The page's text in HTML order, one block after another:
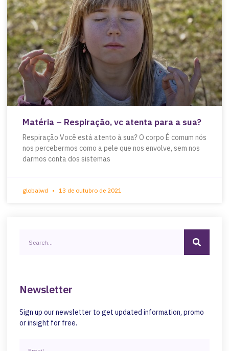
Matéria – Respiração, vc atenta para a sua?
Respiração Você está atento à sua? O corpo É comum nós
nos percebermos como a pele que nos envolve, sem nos
darmos conta dos sistemas
globalwd 13 de outubro de 2021
Newsletter
Sign up our newsletter to get updated information, promo
or insight for free.